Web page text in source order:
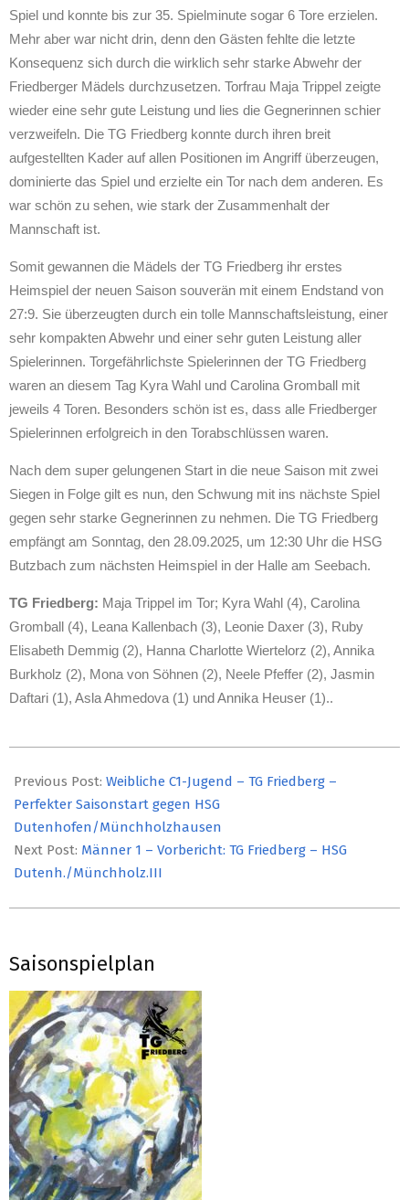
Spiel und konnte bis zur 35. Spielminute sogar 6 Tore erzielen.
Mehr aber war nicht drin, denn den Gästen fehlte die letzte
Konsequenz sich durch die wirklich sehr starke Abwehr der
Friedberger Mädels durchzusetzen. Torfrau Maja Trippel zeigte
wieder eine sehr gute Leistung und lies die Gegnerinnen schier
verzweifeln. Die TG Friedberg konnte durch ihren breit
aufgestellten Kader auf allen Positionen im Angriff überzeugen,
dominierte das Spiel und erzielte ein Tor nach dem anderen. Es
war schön zu sehen, wie stark der Zusammenhalt der
Mannschaft ist.
Somit gewannen die Mädels der TG Friedberg ihr erstes
Heimspiel der neuen Saison souverän mit einem Endstand von
27:9. Sie überzeugten durch ein tolle Mannschaftsleistung, einer
sehr kompakten Abwehr und einer sehr guten Leistung aller
Spielerinnen. Torgefährlichste Spielerinnen der TG Friedberg
waren an diesem Tag Kyra Wahl und Carolina Gromball mit
jeweils 4 Toren. Besonders schön ist es, dass alle Friedberger
Spielerinnen erfolgreich in den Torabschlüssen waren.
Nach dem super gelungenen Start in die neue Saison mit zwei
Siegen in Folge gilt es nun, den Schwung mit ins nächste Spiel
gegen sehr starke Gegnerinnen zu nehmen. Die TG Friedberg
empfängt am Sonntag, den 28.09.2025, um 12:30 Uhr die HSG
Butzbach zum nächsten Heimspiel in der Halle am Seebach.
TG Friedberg: Maja Trippel im Tor; Kyra Wahl (4), Carolina
Gromball (4), Leana Kallenbach (3), Leonie Daxer (3), Ruby
Elisabeth Demmig (2), Hanna Charlotte Wiertelorz (2), Annika
Burkholz (2), Mona von Söhnen (2), Neele Pfeffer (2), Jasmin
Daftari (1), Asla Ahmedova (1) und Annika Heuser (1)..
09-
21
Previous Post: Weibliche C1-Jugend – TG Friedberg –
Perfekter Saisonstart gegen HSG
Dutenhofen/Münchholzhausen
Next Post: Männer 1 – Vorbericht: TG Friedberg – HSG
Dutenh./Münchholz.III
Saisonspielplan